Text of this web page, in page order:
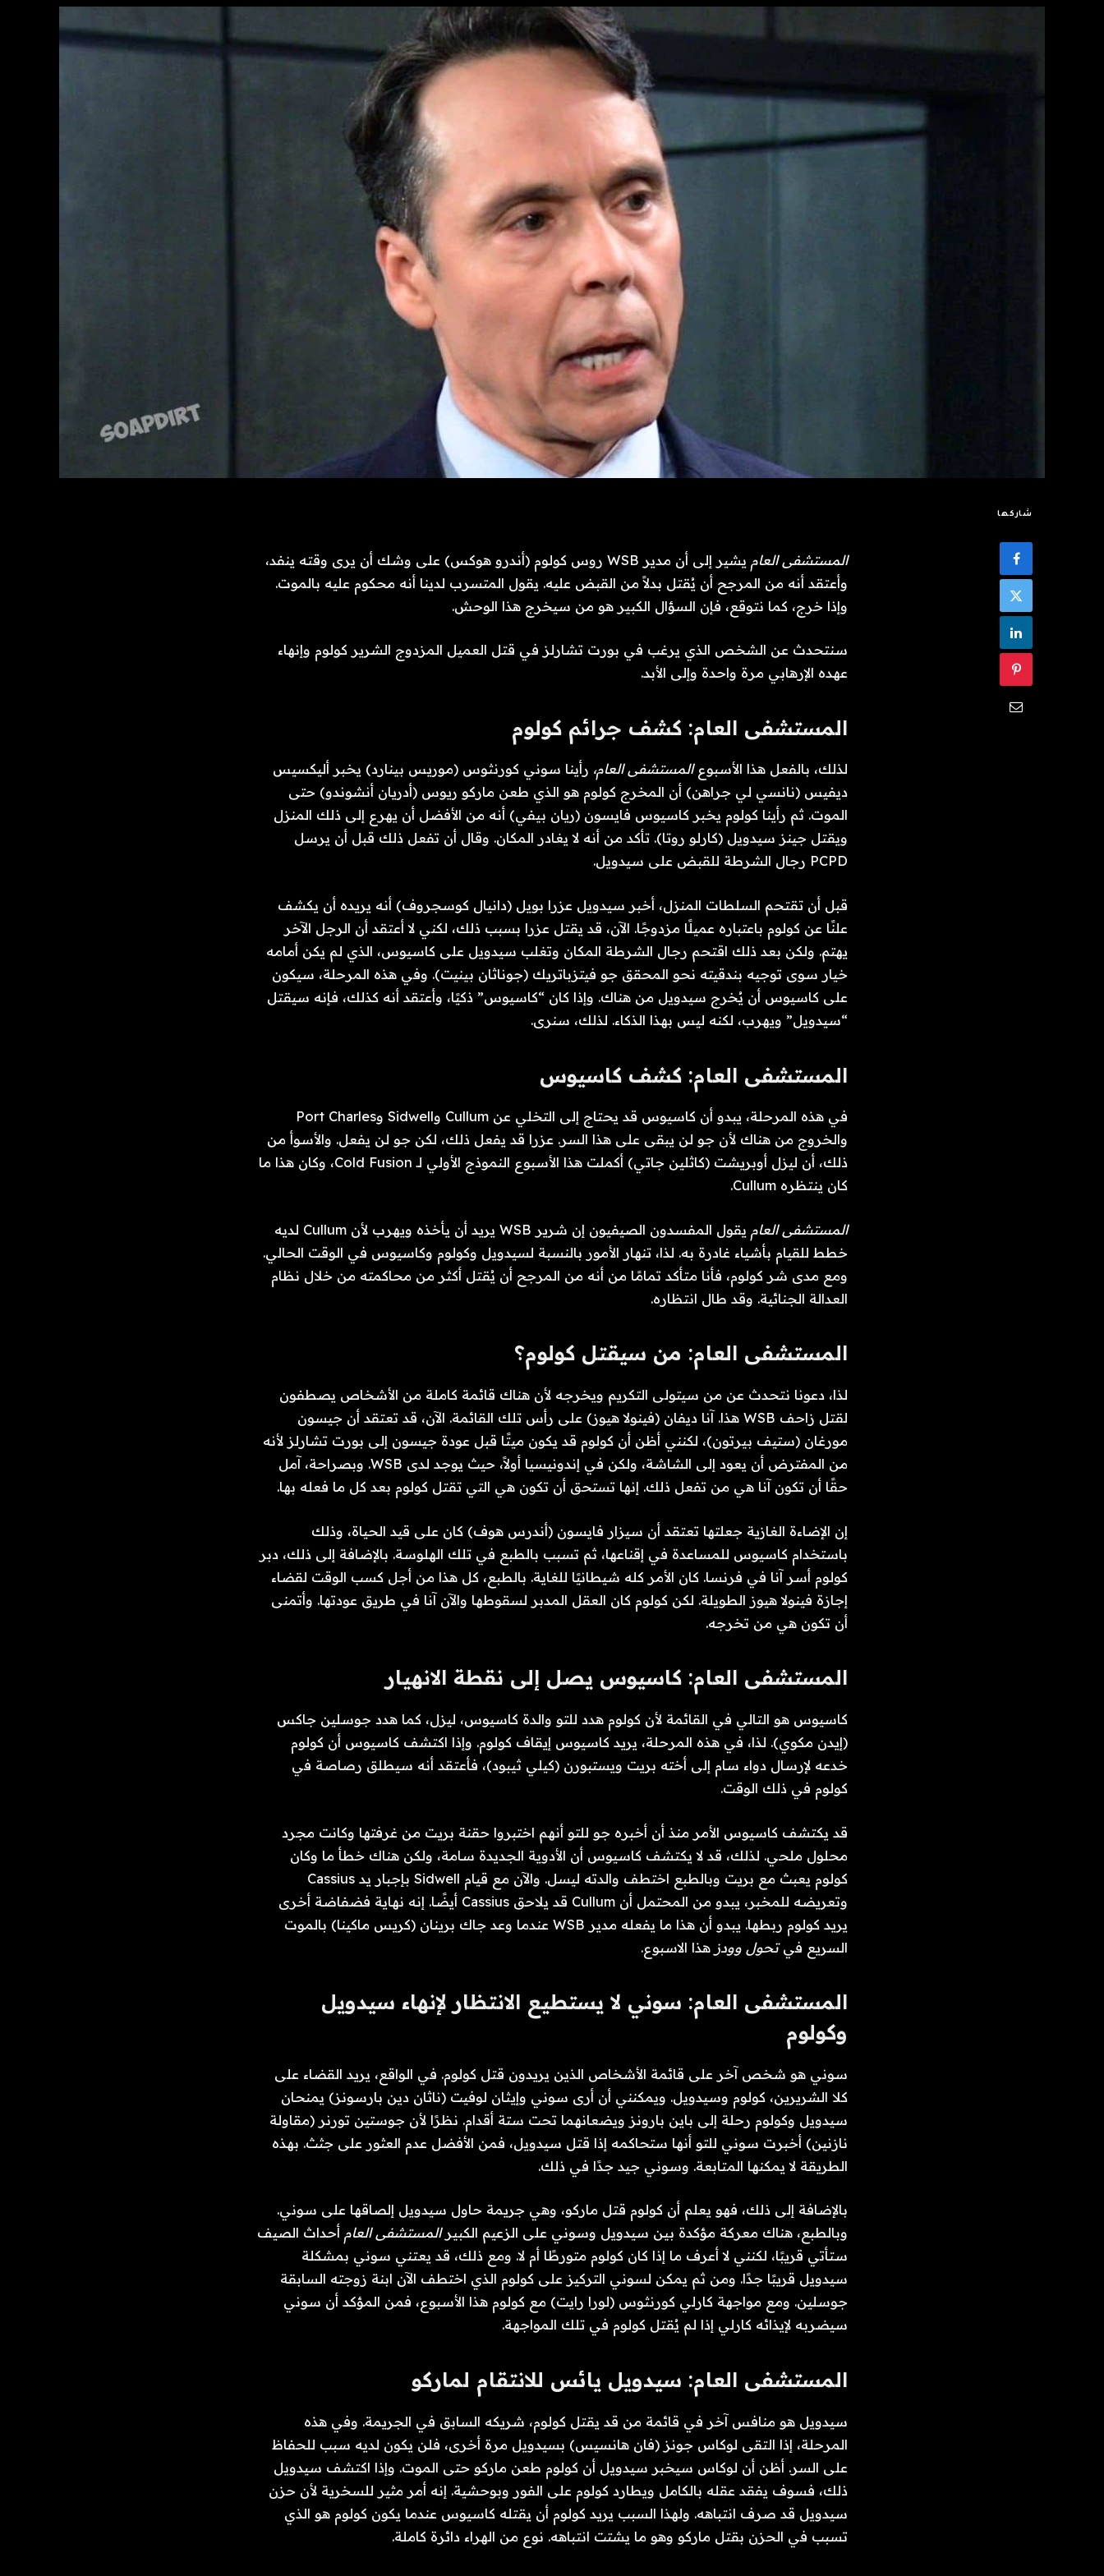
شاركها
المستشفى العام
يشير إلى أن مدير WSB روس كولوم (أندرو هوكس) على وشك أن يرى وقته ينفد،
وأعتقد أنه من المرجح أن يُقتل بدلاً من القبض عليه. يقول المتسرب لدينا أنه محكوم عليه بالموت.
وإذا خرج، كما نتوقع، فإن السؤال الكبير هو من سيخرج هذا الوحش.
سنتحدث عن الشخص الذي يرغب في بورت تشارلز في قتل العميل المزدوج الشرير كولوم وإنهاء
عهده الإرهابي مرة واحدة وإلى الأبد.
المستشفى العام: كشف جرائم كولوم
لذلك، بالفعل هذا الأسبوعالمستشفى العام، رأينا سوني كورنثوس (موريس بينارد) يخبر أليكسيس
ديفيس (نانسي لي جراهن) أن المخرج كولوم هو الذي طعن ماركو ريوس (أدريان أنشوندو) حتى
الموت. ثم رأينا كولوم يخبر كاسيوس فايسون (ريان بيفي) أنه من الأفضل أن يهرع إلى ذلك المنزل
ويقتل جينز سيدويل (كارلو روتا). تأكد من أنه لا يغادر المكان. وقال أن تفعل ذلك قبل أن يرسل
PCPD رجال الشرطة للقبض على سيدويل.
قبل أن تقتحم السلطات المنزل، أخبر سيدويل عزرا بويل (دانيال كوسجروف) أنه يريده أن يكشف
علنًا عن كولوم باعتباره عميلًا مزدوجًا. الآن، قد يقتل عزرا بسبب ذلك، لكني لا أعتقد أن الرجل الآخر
يهتم. ولكن بعد ذلك اقتحم رجال الشرطة المكان وتغلب سيدويل على كاسيوس، الذي لم يكن أمامه
خيار سوى توجيه بندقيته نحو المحقق جو فيتزباتريك (جوناثان بينيت). وفي هذه المرحلة، سيكون
على كاسيوس أن يُخرج سيدويل من هناك. وإذا كان “كاسيوس” ذكيًا، وأعتقد أنه كذلك، فإنه سيقتل
“سيدويل” ويهرب، لكنه ليس بهذا الذكاء. لذلك، سنرى.
المستشفى العام: كشف كاسيوس
في هذه المرحلة، يبدو أن كاسيوس قد يحتاج إلى التخلي عن Cullum وSidwell وPort Charles
والخروج من هناك لأن جو لن يبقى على هذا السر. عزرا قد يفعل ذلك، لكن جو لن يفعل. والأسوأ من
ذلك، أن ليزل أوبريشت (كاثلين جاتي) أكملت هذا الأسبوع النموذج الأولي لـ Cold Fusion، وكان هذا ما
كان ينتظره Cullum.
المستشفى العام
يقول المفسدون الصيفيون إن شرير WSB يريد أن يأخذه ويهرب لأن Cullum لديه
خطط للقيام بأشياء غادرة به. لذا، تنهار الأمور بالنسبة لسيدويل وكولوم وكاسيوس في الوقت الحالي.
ومع مدى شر كولوم، فأنا متأكد تمامًا من أنه من المرجح أن يُقتل أكثر من محاكمته من خلال نظام
العدالة الجنائية. وقد طال انتظاره.
المستشفى العام: من سيقتل كولوم؟
لذا، دعونا نتحدث عن من سيتولى التكريم ويخرجه لأن هناك قائمة كاملة من الأشخاص يصطفون
لقتل زاحف WSB هذا. آنا ديفان (فينولا هيوز) على رأس تلك القائمة. الآن، قد تعتقد أن جيسون
مورغان (ستيف بيرتون)، لكنني أظن أن كولوم قد يكون ميتًا قبل عودة جيسون إلى بورت تشارلز لأنه
من المفترض أن يعود إلى الشاشة، ولكن في إندونيسيا أولاً، حيث يوجد لدى WSB. وبصراحة، آمل
حقًا أن تكون آنا هي من تفعل ذلك. إنها تستحق أن تكون هي التي تقتل كولوم بعد كل ما فعله بها.
إن الإضاءة الغازية جعلتها تعتقد أن سيزار فايسون (أندرس هوف) كان على قيد الحياة، وذلك
باستخدام كاسيوس للمساعدة في إقناعها، ثم تسبب بالطبع في تلك الهلوسة. بالإضافة إلى ذلك، دبر
كولوم أسر آنا في فرنسا. كان الأمر كله شيطانيًا للغاية. بالطبع، كل هذا من أجل كسب الوقت لقضاء
إجازة فينولا هيوز الطويلة. لكن كولوم كان العقل المدبر لسقوطها والآن آنا في طريق عودتها. وأتمنى
أن تكون هي من تخرجه.
المستشفى العام: كاسيوس يصل إلى نقطة الانهيار
كاسيوس هو التالي في القائمة لأن كولوم هدد للتو والدة كاسيوس، ليزل، كما هدد جوسلين جاكس
(إيدن مكوي). لذا، في هذه المرحلة، يريد كاسيوس إيقاف كولوم. وإذا اكتشف كاسيوس أن كولوم
خدعه لإرسال دواء سام إلى أخته بريت ويستبورن (كيلي ثيبود)، فأعتقد أنه سيطلق رصاصة في
كولوم في ذلك الوقت.
قد يكتشف كاسيوس الأمر منذ أن أخبره جو للتو أنهم اختبروا حقنة بريت من غرفتها وكانت مجرد
محلول ملحي. لذلك، قد لا يكتشف كاسيوس أن الأدوية الجديدة سامة، ولكن هناك خطأ ما وكان
كولوم يعبث مع بريت وبالطبع اختطف والدته ليسل. والآن مع قيام Sidwell بإجبار يد Cassius
وتعريضه للمخبر، يبدو من المحتمل أن Cullum قد يلاحق Cassius أيضًا. إنه نهاية فضفاضة أخرى
يريد كولوم ربطها. يبدو أن هذا ما يفعله مدير WSB عندما وعد جاك برينان (كريس ماكينا) بالموت
السريع فيتحول وودز هذا الاسبوع.
المستشفى العام: سوني لا يستطيع الانتظار لإنهاء سيدويل
وكولوم
سوني هو شخص آخر على قائمة الأشخاص الذين يريدون قتل كولوم. في الواقع، يريد القضاء على
كلا الشريرين، كولوم وسيدويل. ويمكنني أن أرى سوني وإيثان لوفيت (ناثان دين بارسونز) يمنحان
سيدويل وكولوم رحلة إلى باين بارونز ويضعانهما تحت ستة أقدام. نظرًا لأن جوستين تورنر (مقاولة
نازنين) أخبرت سوني للتو أنها ستحاكمه إذا قتل سيدويل، فمن الأفضل عدم العثور على جثث. بهذه
الطريقة لا يمكنها المتابعة. وسوني جيد جدًا في ذلك.
بالإضافة إلى ذلك، فهو يعلم أن كولوم قتل ماركو، وهي جريمة حاول سيدويل إلصاقها على سوني.
وبالطبع، هناك معركة مؤكدة بين سيدويل وسوني على الزعيم الكبيرالمستشفى العام أحداث الصيف
ستأتي قريبًا، لكنني لا أعرف ما إذا كان كولوم متورطًا أم لا. ومع ذلك، قد يعتني سوني بمشكلة
سيدويل قريبًا جدًا. ومن ثم يمكن لسوني التركيز على كولوم الذي اختطف الآن ابنة زوجته السابقة
جوسلين. ومع مواجهة كارلي كورنثوس (لورا رايت) مع كولوم هذا الأسبوع، فمن المؤكد أن سوني
سيضربه لإيذائه كارلي إذا لم يُقتل كولوم في تلك المواجهة.
المستشفى العام: سيدويل يائس للانتقام لماركو
سيدويل هو منافس آخر في قائمة من قد يقتل كولوم، شريكه السابق في الجريمة. وفي هذه
المرحلة، إذا التقى لوكاس جونز (فان هانسيس) بسيدويل مرة أخرى، فلن يكون لديه سبب للحفاظ
على السر. أظن أن لوكاس سيخبر سيدويل أن كولوم طعن ماركو حتى الموت. وإذا اكتشف سيدويل
ذلك، فسوف يفقد عقله بالكامل ويطارد كولوم على الفور وبوحشية. إنه أمر مثير للسخرية لأن حزن
سيدويل قد صرف انتباهه. ولهذا السبب يريد كولوم أن يقتله كاسيوس عندما يكون كولوم هو الذي
تسبب في الحزن بقتل ماركو وهو ما يشتت انتباهه. نوع من الهراء دائرة كاملة.